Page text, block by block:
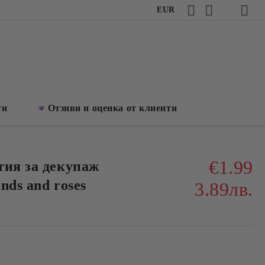
EUR
Отзиви и оценка от клиенти
за декупаж
and roses
€1.99
3.89лв.